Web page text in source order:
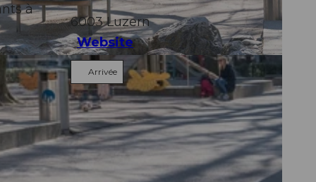
à
6003Luzern
Website
Arrivée